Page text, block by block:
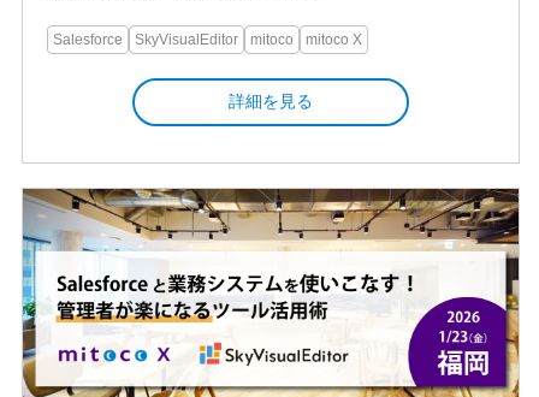
Salesforce SkyVisualEditor mitoco mitoco X
詳細を見る